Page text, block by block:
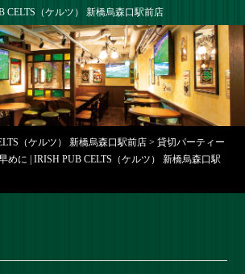
CELTS（ケルツ） 新橋烏森口駅前店
（ケルツ） 新橋烏森口駅前店 >貸切パーティー
めに | IRISH PUB CELTS（ケルツ） 新橋烏森口駅